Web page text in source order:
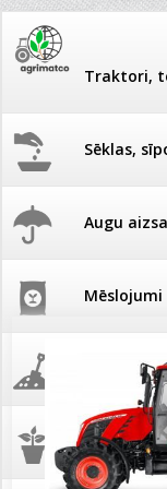
Traktori,
Sēklas,
Augu
Mēslojumi
Augsne,
Podi un
Pašlasīšanas vietu
26.05. Vebinārs -
gliemežus
Darba laiks Līgo
Ūdens